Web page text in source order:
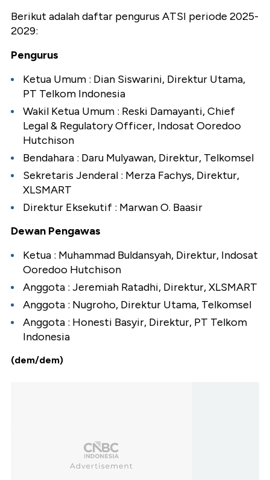
Berikut adalah daftar pengurus ATSI periode 2025-
2029:
Pengurus
Ketua Umum : Dian Siswarini, Direktur Utama,
PT Telkom Indonesia
⁠Wakil Ketua Umum : Reski Damayanti, Chief
Legal & Regulatory Officer, Indosat Ooredoo
Hutchison
⁠Bendahara : Daru Mulyawan, Direktur, Telkomsel
⁠Sekretaris Jenderal : Merza Fachys, Direktur,
XLSMART
⁠Direktur Eksekutif : Marwan O. Baasir
Dewan Pengawas
⁠Ketua : Muhammad Buldansyah, Direktur, Indosat
Ooredoo Hutchison
⁠Anggota : Jeremiah Ratadhi, Direktur, XLSMART
⁠Anggota : Nugroho, Direktur Utama, Telkomsel
⁠Anggota : Honesti Basyir, Direktur, PT Telkom
Indonesia
(dem/dem)